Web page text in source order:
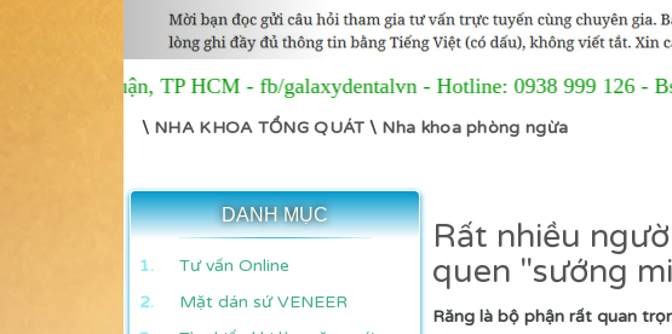
-fb/galaxydentalvn - Hotline: 0938 999 126 - Bs Trần Mừng
\ NHA KHOA TỔNG QUÁT \ Nha khoa phòng ngừa
DANH MỤC
Tư vấn Online
Mặt dán sứ VENEER
Rất nhiều
quen "sướng
Răng là bộ phận rất quan